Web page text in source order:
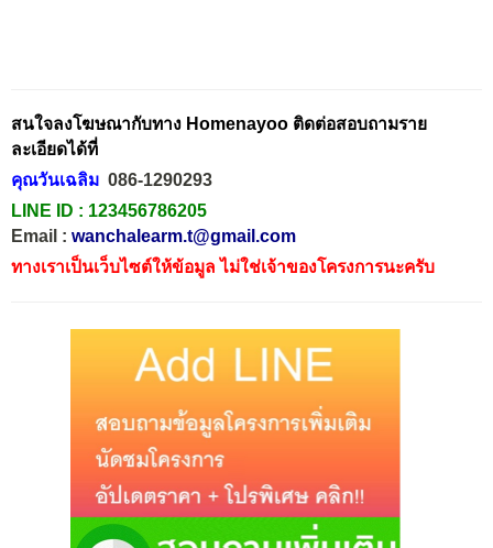
สนใจลงโฆษณากับทาง Homenayoo ติดต่อสอบถามราย
ละเอียดได้ที่
คุณวันเฉลิม 086-1290293
LINE ID : 123456786205
Email : wanchalearm.t@gmail.com
ทางเราเป็นเว็บไซต์ให้ข้อมูล ไม่ใช่เจ้าของโครงการนะครับ